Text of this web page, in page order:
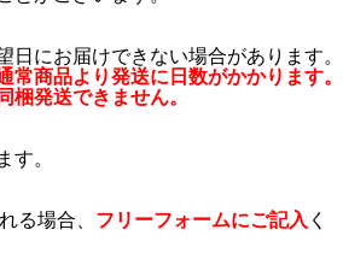
日にお届けできない場合があります。
常商品より発送に日数がかかります。
梱発送できません。
す。
る場合、 フリーフォームにご記入 く